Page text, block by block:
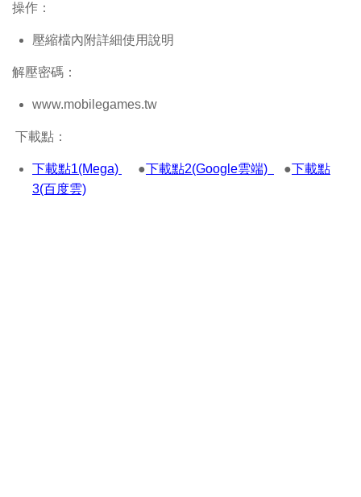
操作：
壓縮檔內附詳細使用說明
解壓密碼：
www.mobilegames.tw
下載點：
下載點1(Mega) ●下載點2(Google雲端) ●下載點
3(百度雲)